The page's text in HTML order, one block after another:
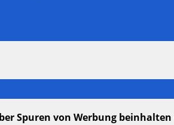
Spuren von Werbung beinhalten